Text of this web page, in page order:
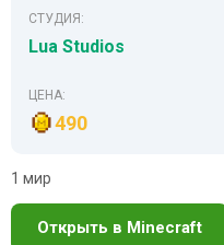
СТУДИЯ:
Lua Studios
ЦЕНА:
490
1 мир
Открыть в Minecraft